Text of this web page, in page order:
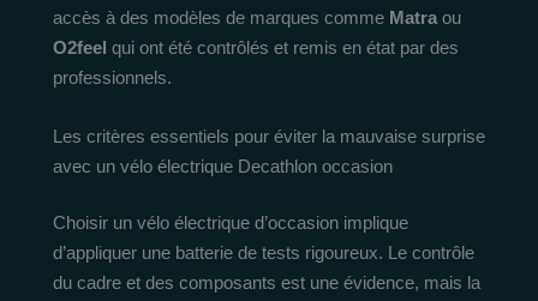
accès à des modèles de marques comme Matra ou
O2feel qui ont été contrôlés et remis en état par des
professionnels.
Les critères essentiels pour éviter la mauvaise surprise
avec un vélo électrique Decathlon occasion
Choisir un vélo électrique d’occasion implique
d’appliquer une batterie de tests rigoureux. Le contrôle
du cadre et des composants est une évidence, mais la